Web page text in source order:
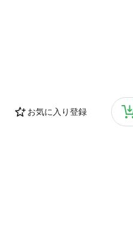
お気に入り登録